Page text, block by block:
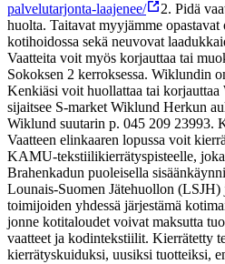
palvelutarjonta-laajenee/
2. Pidä
huolta. Taitavat myyjämme opastavat
kotihoidossa sekä neuvovat
Vaatteita voit myös korjauttaa tai
Sokoksen 2 kerroksessa. Wiklundin
Kenkiäsi voit huollattaa tai
sijaitsee S-market Wiklund Herkun
Wiklund suutarin p. 045 209 23993.
Vaatteen elinkaaren lopussa voit
KAMU-tekstiilikierrätyspisteelle, joka
Brahenkadun puoleisella
Lounais-Suomen Jätehuollon (LSJH)
toimijoiden yhdessä järjestämä
jonne kotitaloudet voivat maksutta
vaatteet ja kodintekstiilit. Kierrätetty
kierrätyskuiduksi, uusiksi tuotteiksi,